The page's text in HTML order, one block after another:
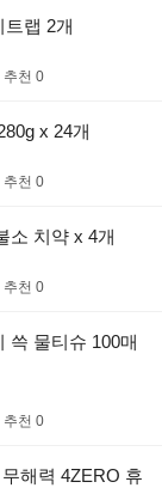
트랩 2개
추천 0
x 24개
추천 0
소 치약 x 4개
추천 0
쓱 물티슈 100매
추천 0
해력 4ZERO 휴